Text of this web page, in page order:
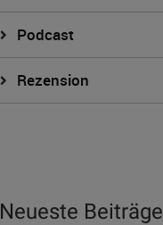
Podcast
Rezension
Neueste Beiträge